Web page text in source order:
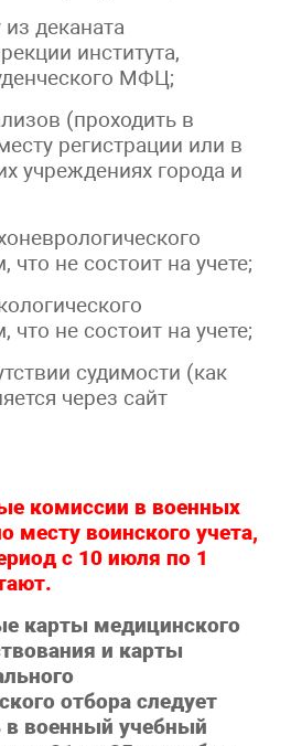
из деканата
института,
МФЦ;
(проходить в
регистрации или в
учреждениях города и
что не состоит на учете;
что не состоит на учете;
судимости (как
через сайт
комиссии в военных
месту воинского учета,
с 10 июля по 1
карты медицинского
и карты
отбора следует
в военный учебный